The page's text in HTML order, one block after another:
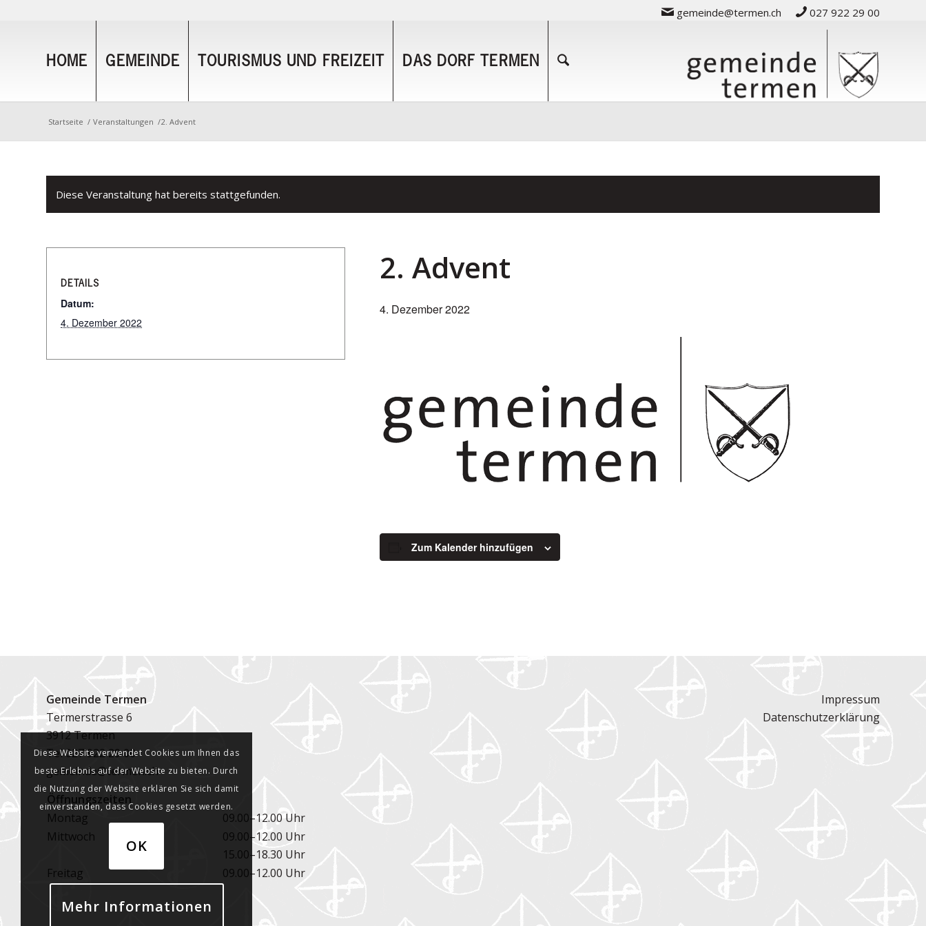
gemeinde@termen.ch 027 922 29 00
HOME GEMEINDE TOURISMUS UND FREIZEIT DAS DORF TERMEN
Startseite / Veranstaltungen /2. Advent
Diese Veranstaltung hat bereits stattgefunden.
2. Advent
4. Dezember 2022
Zum Kalender hinzufügen
DETAILS
Datum:
4. Dezember 2022
Gemeinde Termen
Termerstrasse 6
3912 Termen
Tel027 922 29 00
gemeinde@termen.ch
Öffnungszeiten
Montag
09.00–12.00 Uhr
Mittwoch
09.00–12.00 Uhr
15.00–18.30 Uhr
Freitag
09.00–12.00 Uhr
Impressum
Datenschutzerklärung
Diese Website verwendet Cookies um Ihnen das
beste Erlebnis auf der Website zu bieten. Durch
die Nutzung der Website erklären Sie sich damit
einverstanden, dass Cookies gesetzt werden.
OK
Mehr Informationen